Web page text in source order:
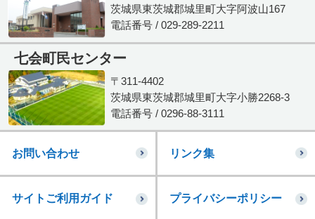
茨城県東茨城郡城里町大字阿波山167
電話番号 / 029-289-2211
七会町民センター
〒311-4402
茨城県東茨城郡城里町大字小勝2268-3
電話番号 / 0296-88-3111
お問い合わせ リンク集
サイトご利用ガイド プライバシーポリシー